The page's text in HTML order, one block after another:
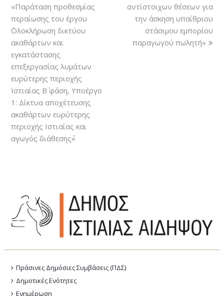
«Παράταση προθεσμίας
περαίωσης του έργου
΄΄Ολοκλήρωση δικτύου
ακαθάρτων και
εγκατάστασης
επεξεργασίας λυμάτων
ευρύτερης περιοχής
Ιστιαίας Β΄ φάση, Υποέργο
1: Δίκτυα αποχέτευσης
ακαθάρτων ευρύτερης
περιοχής Ιστιαίας και
αγωγός διάθεσης΄΄»
αντίστοιχων θέσεων για
την άσκηση υπαίθριου
στάσιμου εμπορίου
παραγωγού πωλητή»
Πράσινες Δημόσιες Συμβάσεις (ΠΔΣ)
Δημοτικές Ενότητες
Ενημέρωση